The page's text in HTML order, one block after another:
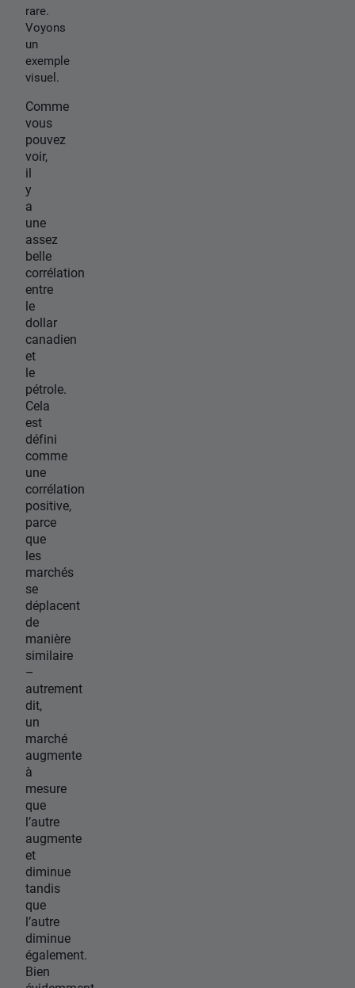
rare.
Voyons
un
exemple
visuel.
Comme
vous
pouvez
voir,
il
y
a
une
assez
belle
corrélation
entre
le
dollar
canadien
et
le
pétrole.
Cela
est
défini
comme
une
corrélation
positive,
parce
que
les
marchés
se
déplacent
de
manière
similaire
–
autrement
dit,
un
marché
augmente
à
mesure
que
l’autre
augmente
et
diminue
tandis
que
l’autre
diminue
également.
Bien